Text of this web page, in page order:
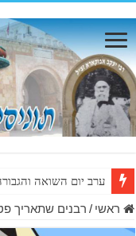
ערב יום השואה
ראשי / רבנים שתאריך